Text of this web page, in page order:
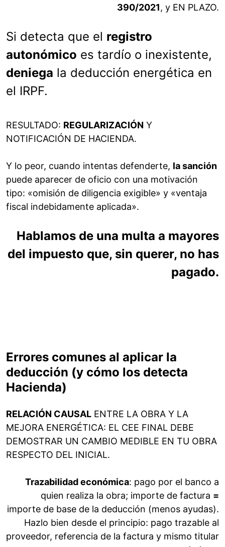
390/2021, y EN PLAZO.
Si detecta que el registro
autonómico es tardío o inexistente,
deniega la deducción energética en
el IRPF.
RESULTADO: REGULARIZACIÓN Y
NOTIFICACIÓN DE HACIENDA.
Y lo peor, cuando intentas defenderte, la sanción
puede aparecer de oficio con una motivación
tipo: «omisión de diligencia exigible» y «ventaja
fiscal indebidamente aplicada».
Hablamos de una multa a mayores
del impuesto que, sin querer, no has
pagado.
Errores comunes al aplicar la
deducción (y cómo los detecta
Hacienda)
RELACIÓN CAUSAL ENTRE LA OBRA Y LA
MEJORA ENERGÉTICA: EL CEE FINAL DEBE
DEMOSTRAR UN CAMBIO MEDIBLE EN TU OBRA
RESPECTO DEL INICIAL.
Trazabilidad económica: pago por el banco a
quien realiza la obra; importe de factura =
importe de base de la deducción (menos ayudas).
Hazlo bien desde el principio: pago trazable al
proveedor, referencia de la factura y mismo titular